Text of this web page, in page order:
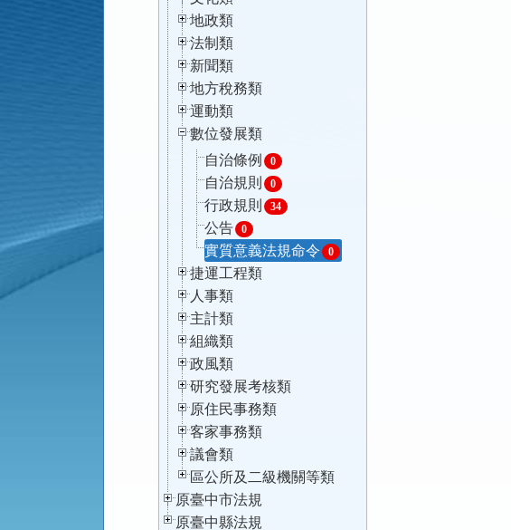
地政類
法制類
新聞類
地方稅務類
運動類
數位發展類
自治條例
0
自治規則 0
行政規則 34
公告 0
實質意義法規命令 0
捷運工程類
人事類
主計類
組織類
政風類
研究發展考核類
原住民事務類
客家事務類
議會類
區公所及二級機關等類
原臺中市法規
原臺中縣法規